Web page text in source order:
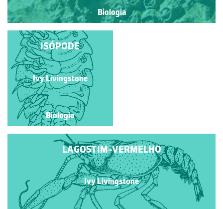
Biologia
ISÓPODE
Ivy Livingstone
Biologia
ISÓPODE
Ivy Livingstone
Biologia
LAGOSTIM-VERMELHO
Ivy Livingstone